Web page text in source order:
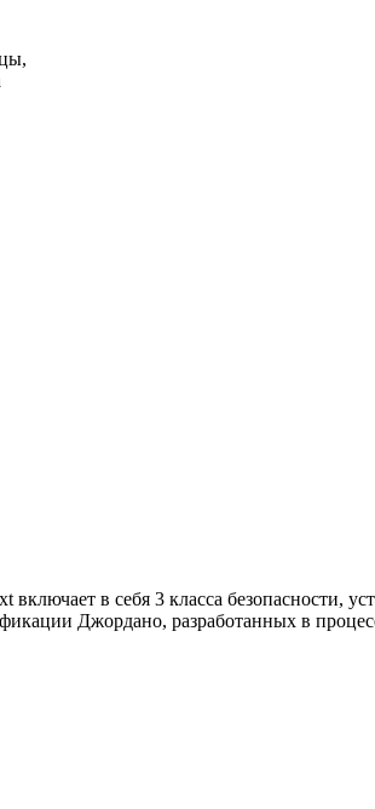
в себя 3 класса безопасности,
Джордано, разработанных в